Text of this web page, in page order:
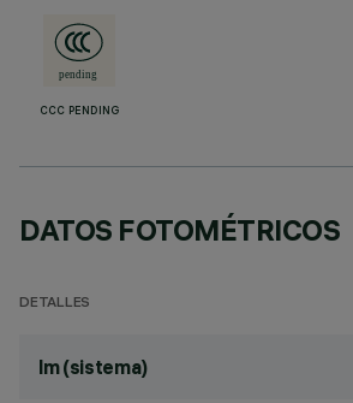
CCC PENDING
DATOS FOTOMÉTRICOS
DETALLES
lm (sistema)